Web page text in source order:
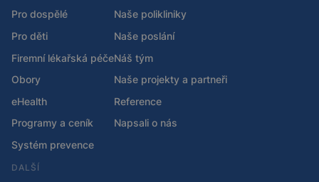
Pro dospělé
Pro děti
Firemní lékařská péče
Obory
eHealth
Programy a ceník
Systém prevence
Naše polikliniky
Naše poslání
Náš tým
Naše projekty a partneři
Reference
Napsali o nás
DALŠÍ